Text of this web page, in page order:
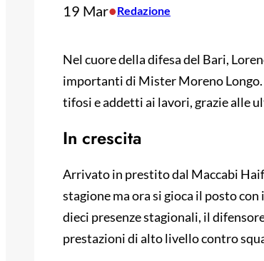
19 Mar•Redazione
Nel cuore della difesa del Bari,
importanti di Mister Moreno
tifosi e addetti ai lavori, grazie alle
In crescita
Arrivato in prestito dal Maccabi
stagione ma ora si gioca il posto
dieci presenze stagionali, il
prestazioni di alto livello contro